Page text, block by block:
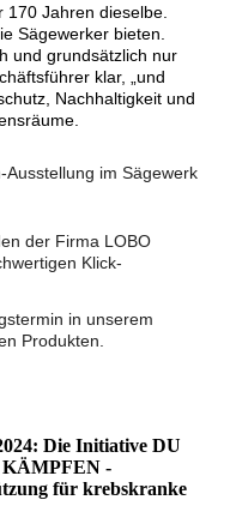
170 Jahren dieselbe.
Sägewerker bieten.
und grundsätzlich nur
klar, „und
Nachhaltigkeit und
im Sägewerk
der Firma LOBO
Klick-
in unserem
Produkten.
Die Initiative DU
-
für krebskranke